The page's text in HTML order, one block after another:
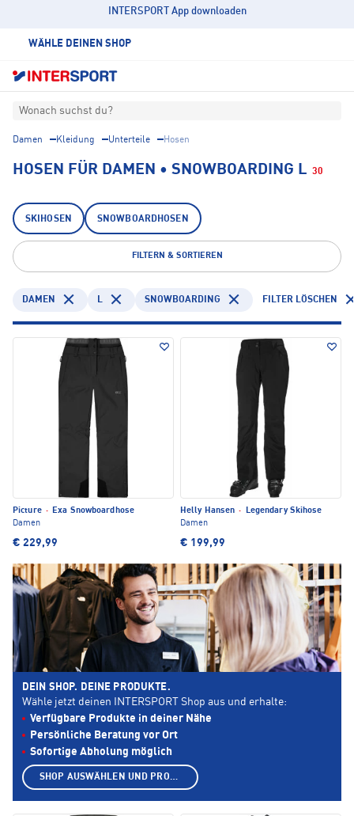
INTERSPORT App downloaden
WÄHLE DEINEN SHOP
Wonach suchst du?
Damen Kleidung Unterteile Hosen
HOSEN FÜR DAMEN • SNOWBOARDING L 30
SKIHOSEN SNOWBOARDHOSEN
FILTERN & SORTIEREN
DAMEN L SNOWBOARDING FILTER LÖSCHEN
Picture ·
Exa Snowboardhose
Damen
€ 229,99
Helly Hansen ·
Legendary Skihose
Damen
€ 199,99
DEIN SHOP. DEINE PRODUKTE.
Wähle jetzt deinen INTERSPORT Shop aus und erhalte:
Verfügbare Produkte in deiner Nähe
Persönliche Beratung vor Ort
Sofortige Abholung möglich
SHOP AUSWÄHLEN UND PRODUKTE ANZEIGEN